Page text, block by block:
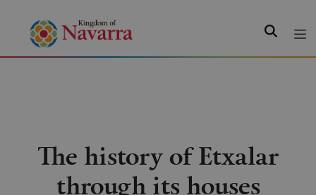
Search
The history of Etxalar
through its houses